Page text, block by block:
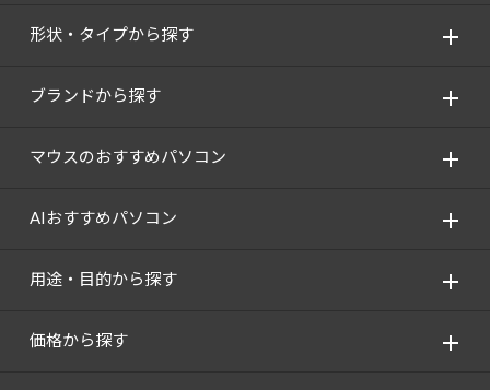
形状・タイプから探す
ブランドから探す
マウスのおすすめパソコン
AIおすすめパソコン
用途・目的から探す
価格から探す